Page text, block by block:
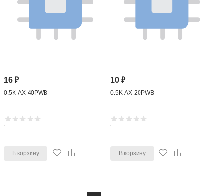
16₽
0.5K-AX-40PWB
В корзину
10 ₽
0.5K-AX-20PWB
В корзину